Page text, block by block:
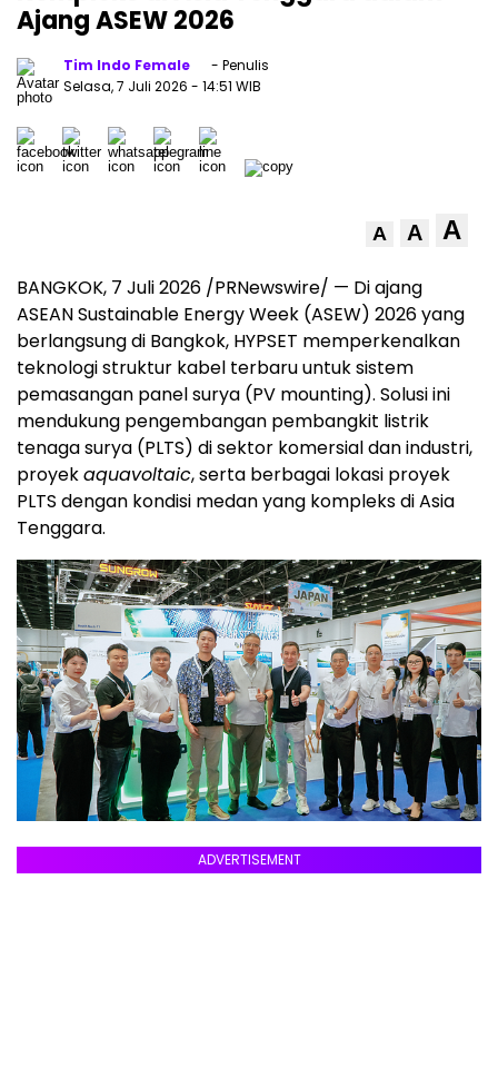
Ajang ASEW 2026
Tim Indo Female
- Penulis
Selasa, 7 Juli 2026 - 14:51 WIB
A A A
BANGKOK, 7 Juli 2026 /PRNewswire/ — Di ajang
ASEAN Sustainable Energy Week (ASEW) 2026 yang
berlangsung di Bangkok, HYPSET memperkenalkan
teknologi struktur kabel terbaru untuk sistem
pemasangan panel surya (PV mounting). Solusi ini
mendukung pengembangan pembangkit listrik
tenaga surya (PLTS) di sektor komersial dan industri,
proyekaquavoltaic, serta berbagai lokasi proyek
PLTS dengan kondisi medan yang kompleks di Asia
Tenggara.
ADVERTISEMENT